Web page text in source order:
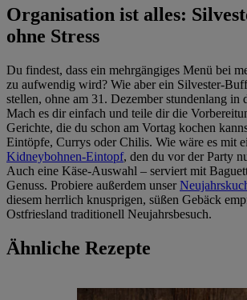
Organisation ist alles:
ohne Stress
Du findest, dass ein mehrgängiges Menü bei
zu aufwendig wird? Wie aber ein Silvester-
stellen, ohne am 31. Dezember stundenlang in
Mach es dir einfach und teile dir die
Gerichte, die du schon am Vortag kochen
Eintöpfe, Currys oder Chilis. Wie wäre es mit
Kidneybohnen-Eintopf, den du vor der Party
Auch eine Käse-Auswahl – serviert mit
Genuss. Probiere außerdem unser
diesem herrlich knusprigen, süßen Gebäck
Ostfriesland traditionell Neujahrsbesuch.
Ähnliche Rezepte